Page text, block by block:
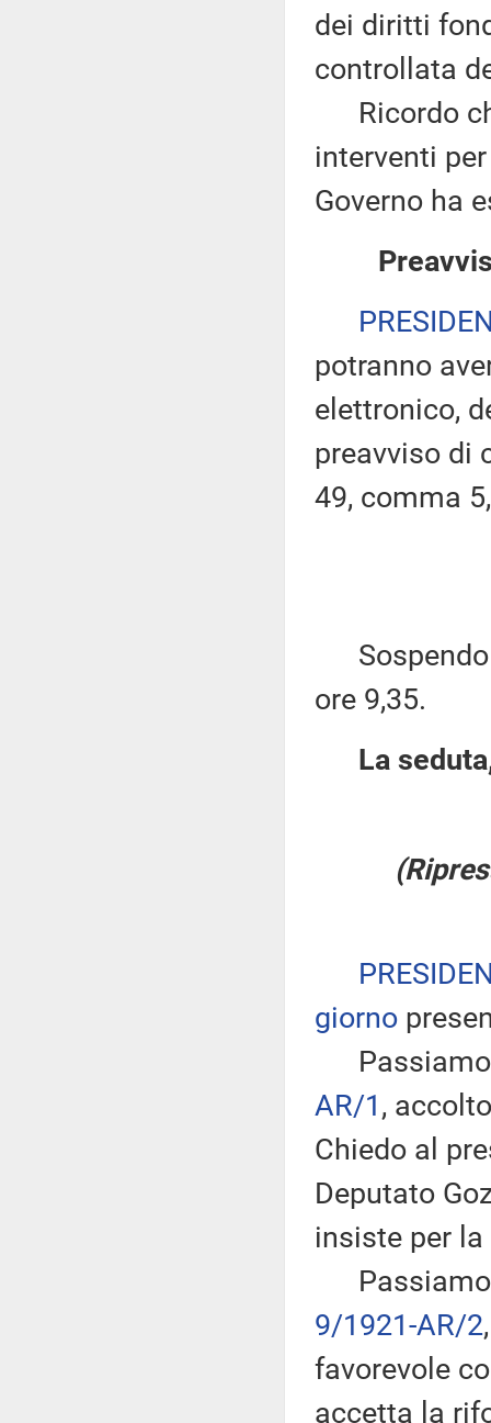
dei diritti
controllata
Ricordo
interventi
Governo ha
potranno
elettronico,
preavviso di
49, comma
Sospendo
ore 9,35.
La
giorno
Passiamo
AR/1,
Chiedo al
Deputato
insiste per
Passiamo
9/1921-AR/2
favorevole
accetta la